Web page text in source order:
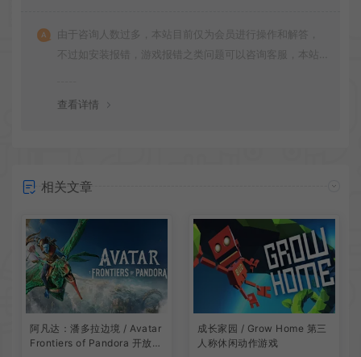
由于咨询人数过多，本站目前仅为会员进行操作和解答，
不过如安装报错，游戏报错之类问题可以咨询客服，本站
查看详情
相关文章
阿凡达：潘多拉边境 / Avatar
Frontiers of Pandora 开放世
成长家园 / Grow Home 第三
人称休闲动作游戏